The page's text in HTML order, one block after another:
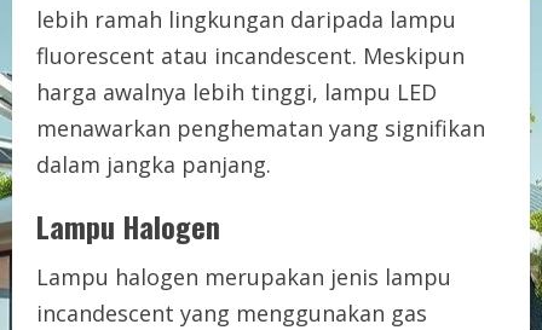
lebih ramah lingkungan daripada lampu
fluorescent atau incandescent. Meskipun
harga awalnya lebih tinggi, lampu LED
menawarkan penghematan yang signifikan
dalam jangka panjang.
Lampu Halogen
Lampu halogen merupakan jenis lampu
incandescent yang menggunakan gas